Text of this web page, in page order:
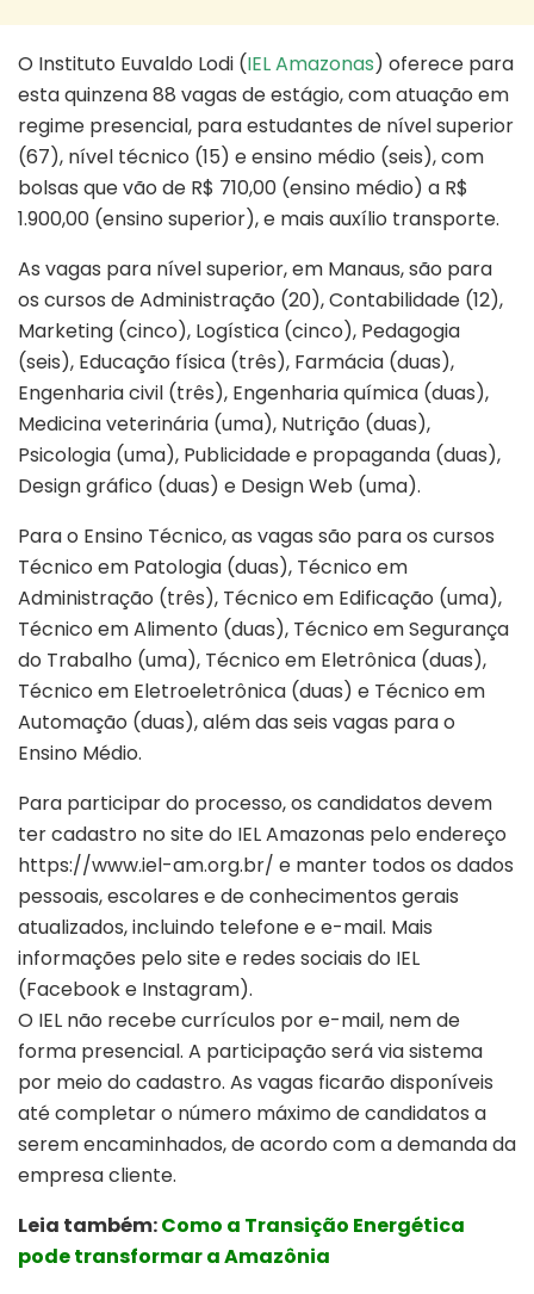
O Instituto Euvaldo Lodi (IEL Amazonas) oferece para
esta quinzena 88 vagas de estágio, com atuação em
regime presencial, para estudantes de nível superior
(67), nível técnico (15) e ensino médio (seis), com
bolsas que vão de R$ 710,00 (ensino médio) a R$
1.900,00 (ensino superior), e mais auxílio transporte.
As vagas para nível superior, em Manaus, são para
os cursos de Administração (20), Contabilidade (12),
Marketing (cinco), Logística (cinco), Pedagogia
(seis), Educação física (três), Farmácia (duas),
Engenharia civil (três), Engenharia química (duas),
Medicina veterinária (uma), Nutrição (duas),
Psicologia (uma), Publicidade e propaganda (duas),
Design gráfico (duas) e Design Web (uma).
Para o Ensino Técnico, as vagas são para os cursos
Técnico em Patologia (duas), Técnico em
Administração (três), Técnico em Edificação (uma),
Técnico em Alimento (duas), Técnico em Segurança
do Trabalho (uma), Técnico em Eletrônica (duas),
Técnico em Eletroeletrônica (duas) e Técnico em
Automação (duas), além das seis vagas para o
Ensino Médio.
Para participar do processo, os candidatos devem
ter cadastro no site do IEL Amazonas pelo endereço
https://www.iel-am.org.br/ e manter todos os dados
pessoais, escolares e de conhecimentos gerais
atualizados, incluindo telefone e e-mail. Mais
informações pelo site e redes sociais do IEL
(Facebook e Instagram).
O IEL não recebe currículos por e-mail, nem de
forma presencial. A participação será via sistema
por meio do cadastro. As vagas ficarão disponíveis
até completar o número máximo de candidatos a
serem encaminhados, de acordo com a demanda da
empresa cliente.
Leia também:Como a Transição Energética
pode transformar a Amazônia